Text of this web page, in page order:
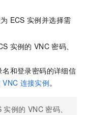
ECS 实例并选择需
实例的 VNC 密码、
名和登录密码的详细信
VNC 连接实例。
实例的 VNC 密码、